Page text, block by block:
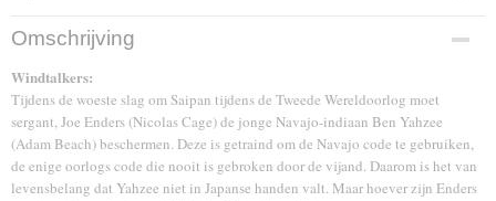
EAN code
8712626026099
Omschrijving
Windtalkers:
Tijdens de woeste slag om Saipan tijdens de Tweede Wereldoorlog moet
sergant, Joe Enders (Nicolas Cage) de jonge Navajo-indiaan Ben Yahzee
(Adam Beach) beschermen. Deze is getraind om de Navajo code te gebruiken,
de enige oorlogs code die nooit is gebroken door de vijand. Daarom is het van
levensbelang dat Yahzee niet in Japanse handen valt. Maar hoever zijn Enders